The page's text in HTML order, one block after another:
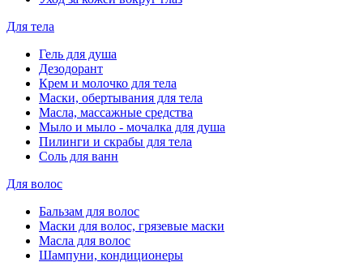
Для тела
Гель для душа
Дезодорант
Крем и молочко для тела
Маски, обертывания для тела
Масла, массажные средства
Мыло и мыло - мочалка для душа
Пилинги и скрабы для тела
Соль для ванн
Для волос
Бальзам для волос
Маски для волос, грязевые маски
Масла для волос
Шампуни, кондиционеры